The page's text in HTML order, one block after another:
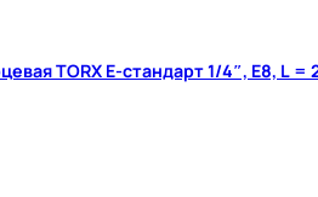
TORX Е-стандарт 1/4″, E8, L =